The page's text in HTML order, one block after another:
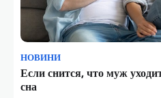
НОВИНИ
Если снится, что муж
сна